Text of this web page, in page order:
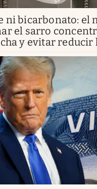
ni bicarbonato: el
el sarro
y evitar reducir